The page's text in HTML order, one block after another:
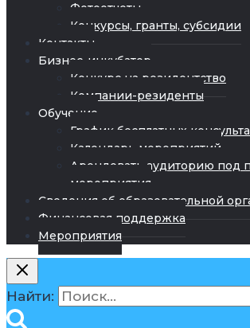
Фотоотчеты
Конкурсы, гранты, субсидии
Контакты
Бизнес-инкубатор
Конкурс на резидентство
Компании-резиденты
Обучение
График бесплатных
Календарь мероприятий
Арендовать аудиторию под
мероприятия
Сведения об образовательной
Финансовая поддержка
Мероприятия
Найти: